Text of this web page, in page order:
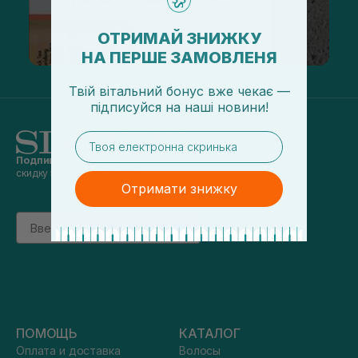
Подпишись на наши новостии получай
скидку 5% на первый заказ
Email
підписатись
ПОМОЩЬ
Оплата и доставка
КАТАЛОГ
Волосы
ОТРИМАЙ ЗНИЖКУ
НА ПЕРШЕ ЗАМОВЛЕНЯ
Твій вітальний бонус вже чекає —
підписуйся на наші новини!
email
Отримати знижку